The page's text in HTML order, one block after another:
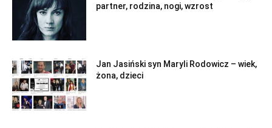
partner, rodzina, nogi, wzrost
Jan Jasiński syn Maryli Rodowicz – wiek,
żona, dzieci